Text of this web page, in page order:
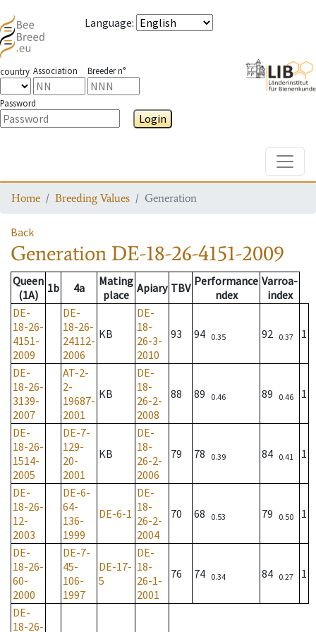
Language:
country Association Breeder n°
Password
Login
Home Breeding Values Generation
Back
Generation DE-18-26-4151-2009
Queen
(1A)
1b 4a
Mating
place Apiary TBV Performance
ndex
Varroa-
index
DE-
18-26-
4151-
2009
DE-
18-26-
24112-
2006
KB
DE-
18-
26-3-
2010
93 94 0.35 92 0.37 1
DE-
18-26-
3139-
2007
AT-2-
2-
19687-
2001
KB
DE-
18-
26-2-
2008
88 89 0.46 89 0.46 1
DE-
18-26-
1514-
2005
DE-7-
129-
20-
2001
KB
DE-
18-
26-2-
2006
79 78 0.39 84 0.41 1
DE-
18-26-
12-
2003
DE-6-
64-
136-
1999
DE-6-1
DE-
18-
26-2-
2004
70 68 0.53 79 0.50 1
DE-
18-26-
60-
2000
DE-7-
45-
106-
1997
DE-17-
5
DE-
18-
26-1-
2001
76 74 0.34 84 0.27 1
DE-
18-26-